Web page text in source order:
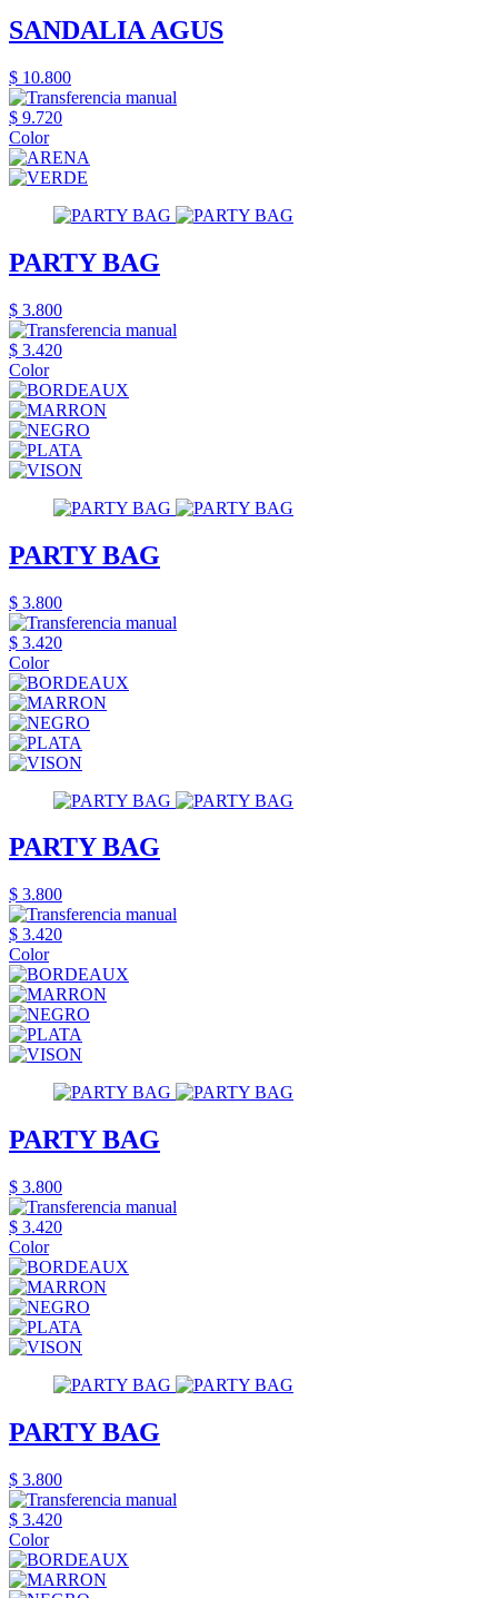
SANDALIA AGUS
$ 10.800
$ 9.720
Color
PARTY BAG
$ 3.800
$ 3.420
Color
PARTY BAG
$ 3.800
$ 3.420
Color
PARTY BAG
$ 3.800
$ 3.420
Color
PARTY BAG
$ 3.800
$ 3.420
Color
PARTY BAG
$ 3.800
$ 3.420
Color